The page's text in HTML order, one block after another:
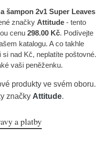
šampon 2v1 Super Leaves
značky Attitude- tento
cenu 298.00 Kč. Podívejte
katalogu. A co takhle
nad Kč, neplatíte poštovné.
vaši peněženku.
produkty ve svém oboru.
značky Attitude.
a platby